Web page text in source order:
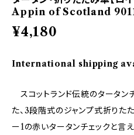
Appin of Scotland
¥4,180
International shipping
スコットランド伝統のタータン
た、3段階式のジャンプ式折りた
ー1の赤いタータンチェックと言